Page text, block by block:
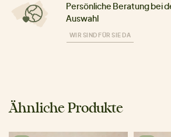
Persönliche Beratung bei
Auswahl
WIR SIND FÜR SIE DA
Ähnliche Produkte